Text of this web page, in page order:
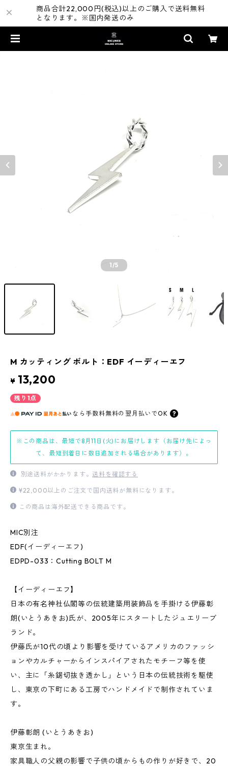
商品合計22,000円(税込)以上のご購入で送料無料
となります。※国内発送のみ
1/5
M カッティング ボルト：EDF イーディーエフ
¥ 13,200
残り1点
なら 手数料無料の 翌月払いでOK
※この商品は、最短で8月11日(火)にお届けします（お届け先によっ
て、最短到着日に数日追加される場合があります）。
別途送料がかかります。送料を確認する
¥22,000以上のご注文で国内送料が無料になります。
この商品は海外配送できる商品です。
MIC別注
EDF(イーディーエフ)
EDPD-033：Cutting BOLT M
【イーディーエフ】
日本の有名神社仏閣等の伝統建築用装飾品を手掛ける伊藤彰
朗(いとうあきお)氏が、2005年にスタートしたジュエリーブ
ランド。
伊藤氏が10代の頃より影響を受けているアメリカのファッシ
ョンやカルチャーからインスパイアされたモチーフ等を使
い、主に「糸鋸切抜き透かし」という日本の伝統技術を駆使
し、東京の下町にある工房でハンドメイドで制作されていま
す。
伊藤彰朗 (いとうあきお)
東京生まれ。
家具職人の父親の影響で子供の頃からもの作りが好きで、20